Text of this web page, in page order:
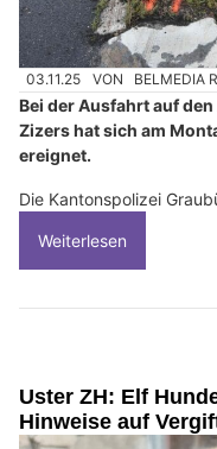
03.11.25 VON BELMEDIA
Bei der Ausfahrt auf
Zizers hat sich am
ereignet.
Die Kantonspolizei
Weiterlesen
Uster ZH: Elf
Hinweise auf